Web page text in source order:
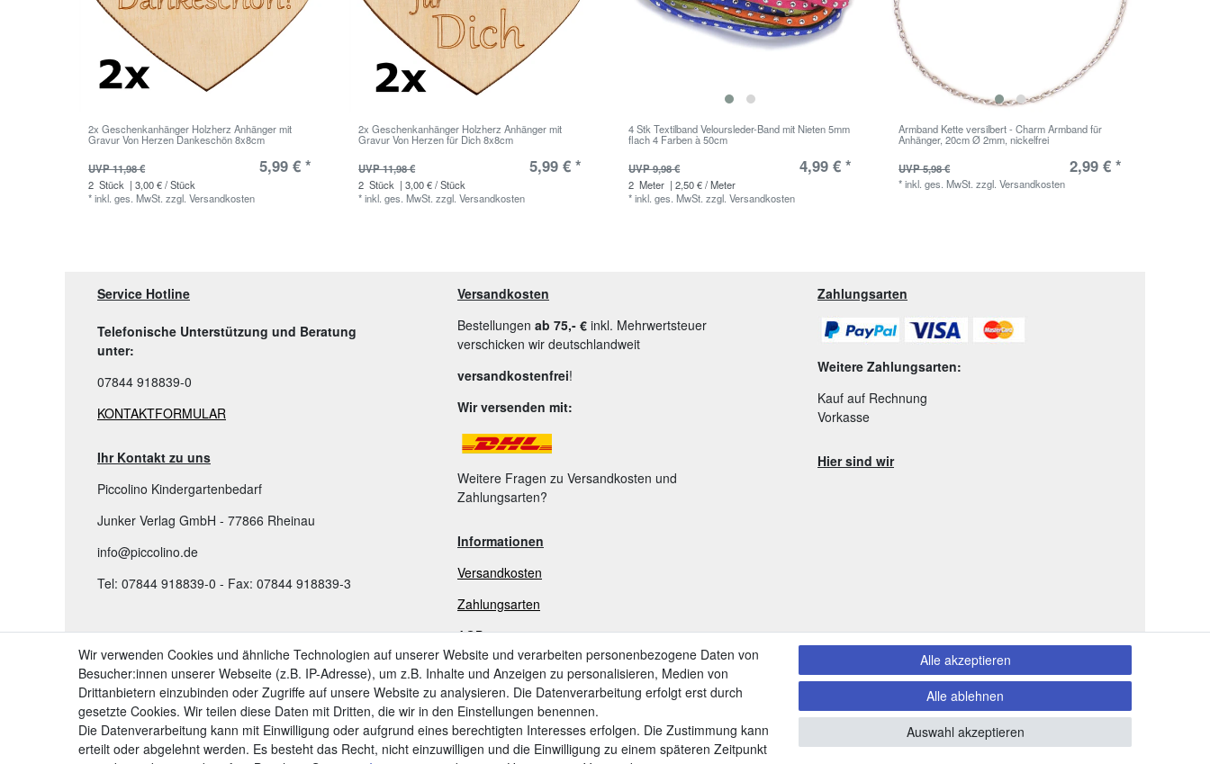
2x Geschenkanhänger Holzherz Anhänger mit
Gravur Von Herzen Dankeschön 8x8cm
UVP 11,98 €
5,99 € *
2 Stück | 3,00 € / Stück
*inkl. ges. MwSt. zzgl.Versandkosten
2x Geschenkanhänger Holzherz Anhänger mit
Gravur Von Herzen für Dich 8x8cm
UVP 11,98 €
5,99 € *
2 Stück | 3,00 € / Stück
*inkl. ges. MwSt. zzgl.Versandkosten
4 Stk Textilband Veloursleder-Band mit Nieten 5mm
flach 4 Farben à 50cm
UVP 9,98 €
4,99 € *
2 Meter | 2,50 € / Meter
*inkl. ges. MwSt. zzgl.Versandkosten
Armband Kette versilbert - Charm Armband für
Anhänger, 20cm Ø 2mm, nickelfrei
UVP 5,98 €
2,99 € *
*inkl. ges. MwSt. zzgl.Versandkosten
Service Hotline
Telefonische Unterstützung und Beratung
unter:
07844 918839-0
KONTAKTFORMULAR
Ihr Kontakt zu uns
Piccolino Kindergartenbedarf
Junker Verlag GmbH - 77866 Rheinau
info@piccolino.de
Tel: 07844 918839-0 - Fax: 07844 918839-3
TOP KATEGORIEN:
➤ Kindergartenbedarf
➤ Bastelbedarf & Künstlerbedarf Kinder
➤ Grundschule: Lernen & Lehren
Versandkosten
Bestellungen ab 75,- € inkl. Mehrwertsteuer
verschicken wir deutschlandweit
versandkostenfrei!
Wir versenden mit:
Weitere Fragen zu Versandkosten und
Zahlungsarten?
Informationen
Versandkosten
Zahlungsarten
AGB
Widerrufsrecht
Vertrag widerrufen
Datenschutzerklärung
Zahlungsarten
Weitere Zahlungsarten:
Kauf auf Rechnung
Vorkasse
Hier sind wir
Wir verwenden Cookies und ähnliche Technologien auf unserer Website und verarbeiten personenbezogene Daten von
Besucher:innen unserer Webseite (z.B. IP-Adresse), um z.B. Inhalte und Anzeigen zu personalisieren, Medien von
Drittanbietern einzubinden oder Zugriffe auf unsere Website zu analysieren. Die Datenverarbeitung erfolgt erst durch
gesetzte Cookies. Wir teilen diese Daten mit Dritten, die wir in den Einstellungen benennen.
Die Datenverarbeitung kann mit Einwilligung oder aufgrund eines berechtigten Interesses erfolgen. Die Zustimmung kann
erteilt oder abgelehnt werden. Es besteht das Recht, nicht einzuwilligen und die Einwilligung zu einem späteren Zeitpunkt
Alle akzeptieren
Alle ablehnen
Auswahl akzeptieren